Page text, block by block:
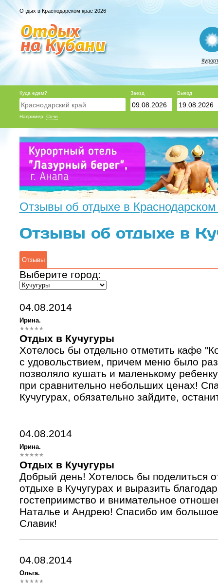
Отдых в Краснодарском крае 2026
Куда едем?
Например: Сочи
Заезд Выезд
Отзывы об отдыхе в Краснодарском
Отзывы об отдыхе в
Отзывы
Выберите город:
04.08.2014
Ирина.
Отдых в Кучугуры
Хотелось бы отдельно отметить кафе
с удовольствием, причем меню было
позволяло кушать и маленькому
при сравнительно небольших ценах!
Кучугурах, обязательно зайдите,
04.08.2014
Ирина.
Отдых в Кучугуры
Добрый день! Хотелось бы поделиться
отдыхе в Кучугурах и выразить
гостеприимство и внимательное
Наталье и Андрею! Спасибо им
Славик!
04.08.2014
Ольга.